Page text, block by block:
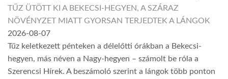
TŰZ ÜTÖTT KI A BEKECSI-HEGYEN, A SZÁRAZ
NÖVÉNYZET MIATT GYORSAN TERJEDTEK A LÁNGOK
2026-08-07
Tűz keletkezett pénteken a délelőtti órákban a Bekecsi-
hegyen, más néven a Nagy-hegyen – számolt be róla a
Szerencsi Hírek. A beszámoló szerint a lángok több ponton